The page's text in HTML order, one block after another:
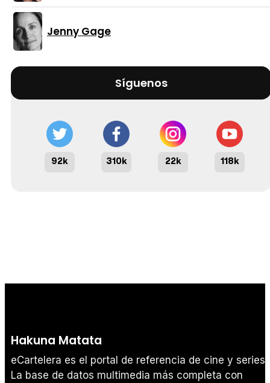
Jenny Gage
Síguenos
92k 310k 22k 118k
Hakuna Matata
eCartelera es el portal de referencia de cine y series.
La base de datos multimedia más completa con